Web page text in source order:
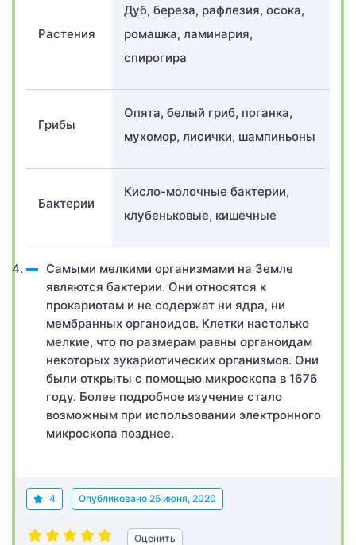
Растения
Дуб, береза, рафлезия, осока,
ромашка, ламинария,
спирогира
Грибы
Опята, белый гриб, поганка,
мухомор, лисички, шампиньоны
Бактерии
Кисло-молочные бактерии,
клубеньковые, кишечные
Самыми мелкими организмами на Земле
являются бактерии. Они относятся к
прокариотам и не содержат ни ядра, ни
мембранных органоидов. Клетки настолько
мелкие, что по размерам равны органоидам
некоторых эукариотических организмов. Они
были открыты с помощью микроскопа в 1676
году. Более подробное изучение стало
возможным при использовании электронного
микроскопа позднее.
4 Опубликовано 25 июня, 2020
Оценить